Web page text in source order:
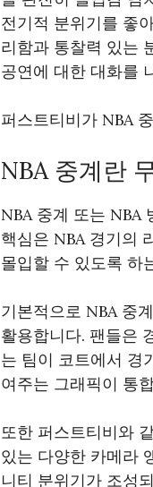
전기적 분위기를 좋
리함과 통찰력 있는
공연에 대한 대화를
퍼스트티비가 NBA
NBA 중계란
NBA 중계 또는 NBA
핵심은 NBA 경기의
몰입할 수 있도록 하
기본적으로 NBA 중
활용합니다. 팬들은
는 팀이 코트에서 경
여주는 그래픽이 통
또한 퍼스트티비와
있는 다양한 카메라
니티 분위기가 조성